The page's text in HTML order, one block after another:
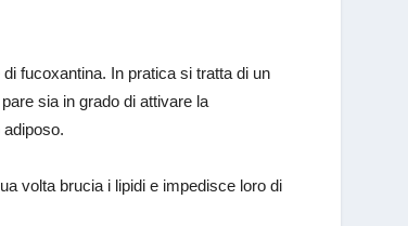
fucoxantina. In pratica si tratta di un
sia in grado di attivare la
volta brucia i lipidi e impedisce loro di